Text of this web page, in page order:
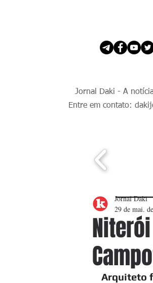
Jornal Daki - A
Entre em contato:
Jornal Daki
29 de mai.
Arquiteto